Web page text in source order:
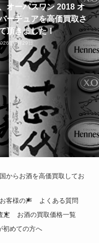
オーパスワン 2018 オ
ーチュアを高価買取さ
頂きました！
年7月29日
からお酒を高価買取してお
お客様の声
よくある質問
定
お酒の買取価格一覧
初めての方へ